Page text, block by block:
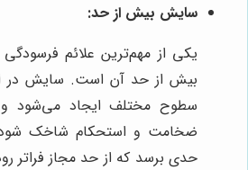
سایش بیش از حد:
یکی از مهم‌ترین علائم
بیش از حد آن است. سایش در
سطوح مختلف ایجاد می‌شود
ضخامت و استحکام شاخک
حدی برسد که از حد مجاز فراتر